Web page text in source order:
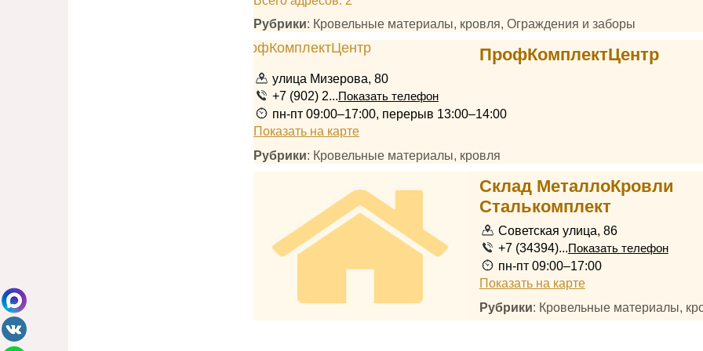
Рубрики: Кровельные материалы, кровля, Ограждения и заборы
ПрофКомплектЦентр
улица Мизерова, 80
+7 (902) 2...Показать телефон
пн-пт 09:00–17:00, перерыв 13:00–14:00
Показать на карте
Рубрики: Кровельные материалы, кровля
Склад МеталлоКровли
Сталькомплект
Советская улица, 86
+7 (34394)...Показать телефон
пн-пт 09:00–17:00
Показать на карте
Рубрики: Кровельные материалы,